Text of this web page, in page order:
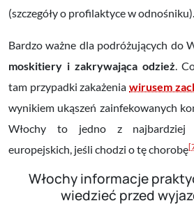
(szczegóły o profilaktyce w odnośniku).
Bardzo ważne dla podróżujących do
moskitiery i zakrywająca odzież.
tam przypadki zakażeniawirusem
wynikiem ukąszeń zainfekowanych
Włochy to jedno z najbardziej
europejskich, jeśli chodzi o tę chorobę
Włochy informacje
wiedzieć przed